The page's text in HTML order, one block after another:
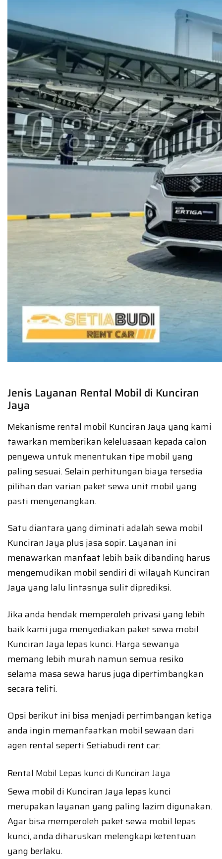
Jenis Layanan Rental Mobil di Kunciran
Jaya
Mekanisme rental mobil Kunciran Jaya yang kami
tawarkan memberikan keleluasaan kepada calon
penyewa untuk menentukan tipe mobil yang
paling sesuai. Selain perhitungan biaya tersedia
pilihan dan varian paket sewa unit mobil yang
pasti menyenangkan.
Satu diantara yang diminati adalah sewa mobil
Kunciran Jaya plus jasa sopir. Layanan ini
menawarkan manfaat lebih baik dibanding harus
mengemudikan mobil sendiri di wilayah Kunciran
Jaya yang lalu lintasnya sulit diprediksi.
Jika anda hendak memperoleh privasi yang lebih
baik kami juga menyediakan paket sewa mobil
Kunciran Jaya lepas kunci. Harga sewanya
memang lebih murah namun semua resiko
selama masa sewa harus juga dipertimbangkan
secara teliti.
Opsi berikut ini bisa menjadi pertimbangan ketiga
anda ingin memanfaatkan mobil sewaan dari
agen rental seperti Setiabudi rent car:
Rental Mobil Lepas kunci di Kunciran Jaya
Sewa mobil di Kunciran Jaya lepas kunci
merupakan layanan yang paling lazim digunakan.
Agar bisa memperoleh paket sewa mobil lepas
kunci, anda diharuskan melengkapi ketentuan
yang berlaku.